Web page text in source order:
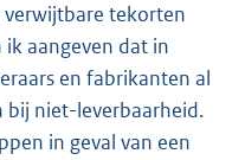
tekorten
aangeven dat in
en fabrikanten al
bij niet-leverbaarheid.
in geval van een